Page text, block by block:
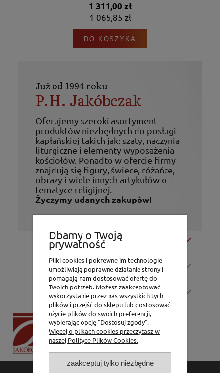
1 311,00 zł
1 065,85 zł
DO KOSZYKA
Już od 1994 roku
P.H. Jakóbczak
Oferujemy szeroki asortyment
produktów niezbędnych do posługi
kapłańskiej takich jak: szaty, naczynia
liturgiczne i elementy wyposażenia
kościołów. Ponadto w ofercie firmy
znajdują się figury, świece, różańce,
obrazy i wiele innych artykułów o
tematyce religijnej.
Życzymy udanych zakupów!
Moje konto
Zamówienia
Pomoc
P.H. Jakóbczak
Dorota Jakóbczak
Bialska 2/4,
Dbamy o Twoją
prywatność
Pliki cookies i pokrewne im technologie
umożliwiają poprawne działanie strony i
pomagają nam dostosować ofertę do
Twoich potrzeb. Możesz zaakceptować
wykorzystanie przez nas wszystkich tych
plików i przejść do sklepu lub dostosować
użycie plików do swoich preferencji,
wybierając opcję "Dostosuj zgody".
Więcej o plikach cookies przeczytasz w
naszej Polityce Plików Cookies.
zaakceptuj tylko niezbędne